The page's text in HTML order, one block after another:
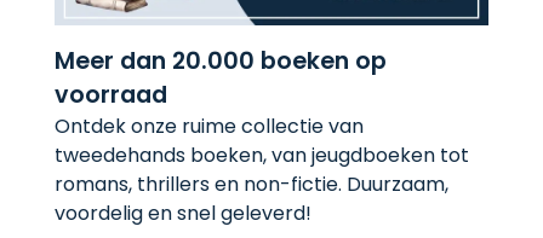
Meer dan 20.000 boeken op
voorraad
Ontdek onze ruime collectie van
tweedehands boeken, van jeugdboeken tot
romans, thrillers en non-fictie. Duurzaam,
voordelig en snel geleverd!